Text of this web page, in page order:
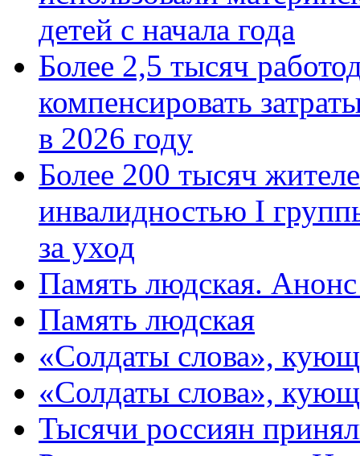
детей с начала года
Более 2,5 тысяч
компенсировать
в 2026 году
Более 200 тысяч
инвалидностью I
за уход
Память людская.
Память людская
«Солдаты слова»,
«Солдаты слова»,
Тысячи россиян